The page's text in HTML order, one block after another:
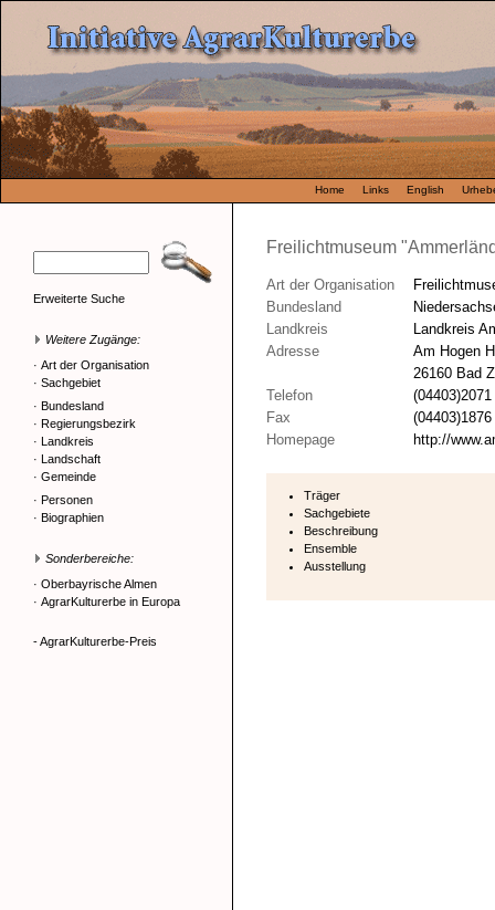
Home Links English
Erweiterte Suche
Weitere Zugänge:
· Art der Organisation
· Sachgebiet
· Bundesland
· Regierungsbezirk
· Landkreis
· Landschaft
· Gemeinde
· Personen
· Biographien
Sonderbereiche:
· Oberbayrische Almen
· AgrarKulturerbe in Europa
- AgrarKulturerbe-Preis
Freilichtmuseum
Art der Organisation
Bundesland
Landkreis
Landkreis
Adresse
Am Hogen
26160 Bad
Telefon
(04403)2071
Fax
(04403)1876
Homepage
http://
Träger
Sachgebiete
Beschreibung
Ensemble
Ausstellung